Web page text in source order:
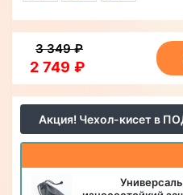
Акция! Чехол-кисет в
2 749 ₽
3 349 ₽